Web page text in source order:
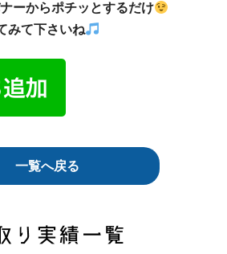
ーからポチッとするだけ
みて下さいね
一覧へ戻る